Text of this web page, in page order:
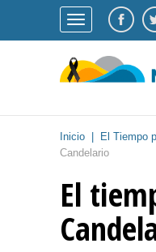
Inicio El Tiempo
Candelario
El